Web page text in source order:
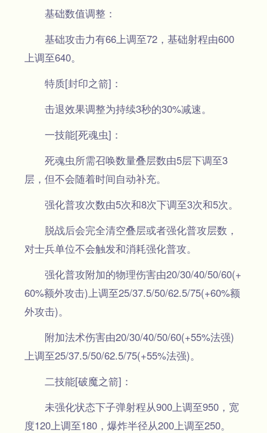
基础数值调整：
基础攻击力有66上调至72，基础射程由600
上调至640。
特质[封印之箭]：
击退效果调整为持续3秒的30%减速。
一技能[死魂虫]：
死魂虫所需召唤数量叠层数由5层下调至3
层，但不会随着时间自动补充。
强化普攻次数由5次和8次下调至3次和5次。
脱战后会完全清空叠层或者强化普攻层数，
对士兵单位不会触发和消耗强化普攻。
强化普攻附加的物理伤害由20/30/40/50/60(+
60%额外攻击)上调至25/37.5/50/62.5/75(+60%额
外攻击)。
附加法术伤害由20/30/40/50/60(+55%法强)
上调至25/37.5/50/62.5/75(+55%法强)。
二技能[破魔之箭]：
未强化状态下子弹射程从900上调至950，宽
度120上调至180，爆炸半径从200上调至250。